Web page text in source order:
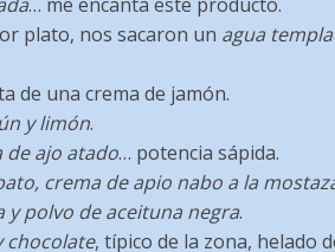
plato, nos sacaron un agua
de una crema de jamón.
y limón.
de ajo atado… potencia sápida.
crema de apio nabo a la
polvo de aceituna negra.
chocolate, típico de la zona, helado